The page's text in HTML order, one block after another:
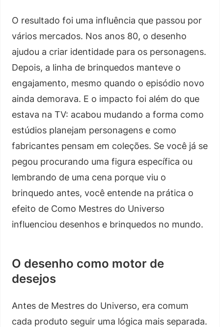
O resultado foi uma influência que passou por
vários mercados. Nos anos 80, o desenho
ajudou a criar identidade para os personagens.
Depois, a linha de brinquedos manteve o
engajamento, mesmo quando o episódio novo
ainda demorava. E o impacto foi além do que
estava na TV: acabou mudando a forma como
estúdios planejam personagens e como
fabricantes pensam em coleções. Se você já se
pegou procurando uma figura específica ou
lembrando de uma cena porque viu o
brinquedo antes, você entende na prática o
efeito de Como Mestres do Universo
influenciou desenhos e brinquedos no mundo.
O desenho como motor de
desejos
Antes de Mestres do Universo, era comum
cada produto seguir uma lógica mais separada.